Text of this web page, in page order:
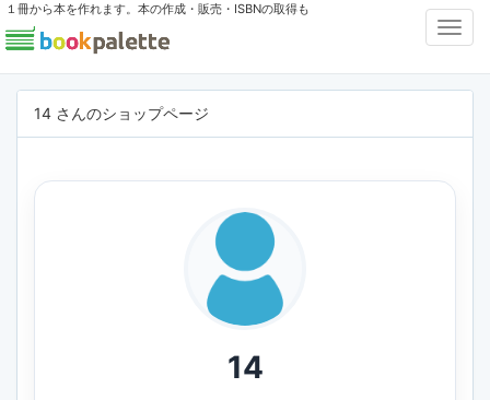
１冊から本を作れます。本の作成・販売・ISBNの取得も
14 さんのショップページ
14